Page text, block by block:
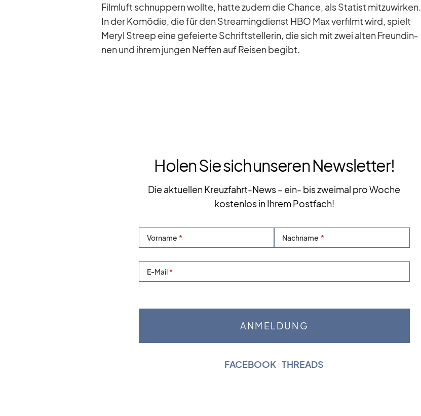
Film­luft schnup­pern wollte, hatte zu­dem die Chance, als Sta­tist mit­zu­wir­ken.
In der Ko­mö­die, die für den Strea­ming­dienst HBO Max ver­filmt wird, spielt
Me­ryl Streep eine ge­fei­erte Schrift­stel­le­rin, die sich mit zwei al­ten Freun­din­
nen und ih­rem jun­gen Nef­fen auf Rei­sen be­gibt.
Holen Sie sich unseren Newsletter!
Die aktuellen Kreuzfahrt-News – ein- bis zweimal pro Woche
kostenlos in Ihrem Postfach!
Vorname Nachname
E-Mail
FACEBOOK |THREADS